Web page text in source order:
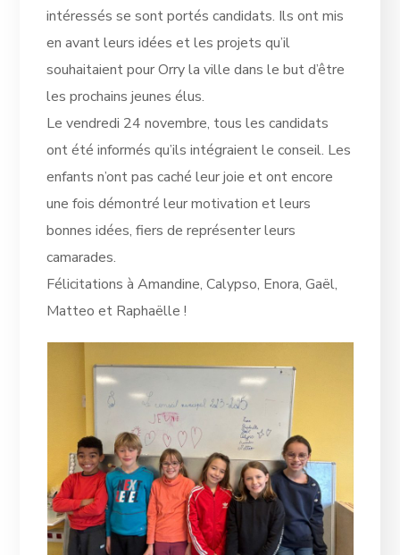
intéressés se sont portés candidats. Ils ont mis
en avant leurs idées et les projets qu’il
souhaitaient pour Orry la ville dans le but d’être
les prochains jeunes élus.
Le vendredi 24 novembre, tous les candidats
ont été informés qu’ils intégraient le conseil. Les
enfants n’ont pas caché leur joie et ont encore
une fois démontré leur motivation et leurs
bonnes idées, fiers de représenter leurs
camarades.
Félicitations à Amandine, Calypso, Enora, Gaël,
Matteo et Raphaëlle !